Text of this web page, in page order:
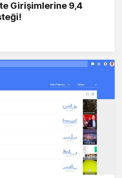
Girişimlerine 9,4